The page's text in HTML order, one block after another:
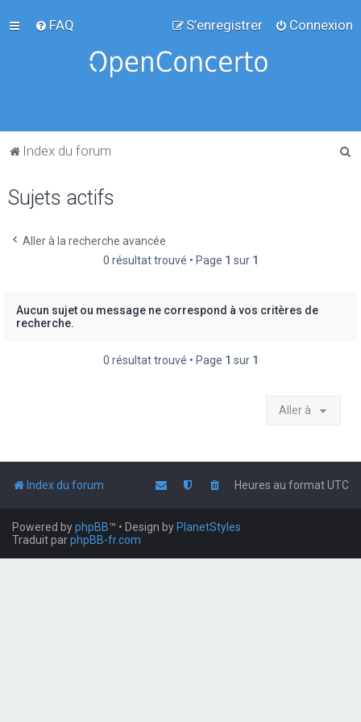
FAQ Connexion
S’enregistrer
Index du forum
Sujets actifs
Aller à la recherche avancée
0 résultat trouvé • Page 1 sur 1
Aucun sujet ou message ne correspond à vos critères de
recherche.
0 résultat trouvé • Page 1 sur 1
Aller à
Index du forum Heures au formatUTC
Powered byphpBB™ • Design by PlanetStyles
Traduit parphpBB-fr.com